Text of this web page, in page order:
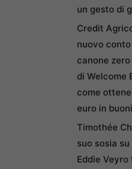
un gesto di
Credit
nuovo
canone
di Welcome
come
euro in
Timothée
suo sosia
Eddie Veyro